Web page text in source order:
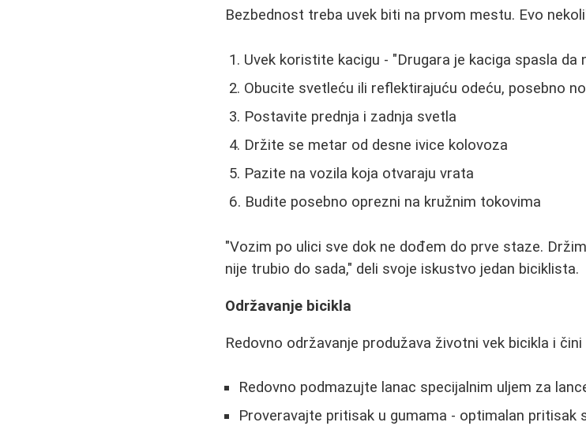
Bezbednost treba uvek biti na prvom mestu. Evo
Uvek koristite kacigu - "Drugara je kaciga spasla
Obucite svetleću ili reflektirajuću odeću, posebno
Postavite prednja i zadnja svetla
Držite se metar od desne ivice kolovoza
Pazite na vozila koja otvaraju vrata
Budite posebno oprezni na kružnim tokovima
"Vozim po ulici sve dok ne dođem do prve staze.
nije trubio do sada," deli svoje iskustvo jedan biciklista.
Održavanje bicikla
Redovno održavanje produžava životni vek bicikla i
Redovno podmazujte lanac specijalnim uljem za
Proveravajte pritisak u gumama - optimalan pritisak